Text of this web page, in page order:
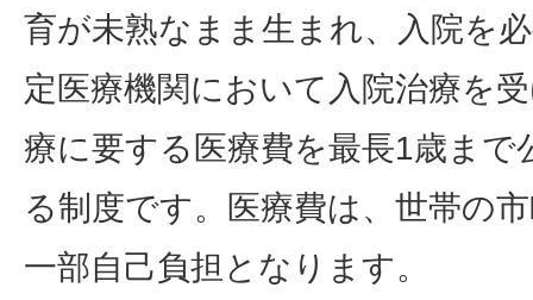
育が未熟なまま生まれ、入院を
定医療機関において入院治療を
療に要する医療費を最長1歳まで
る制度です。医療費は、世帯の
一部自己負担となります。